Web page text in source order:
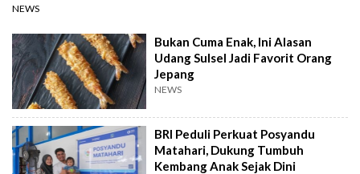
NEWS
Bukan Cuma Enak, Ini Alasan
Udang Sulsel Jadi Favorit Orang
Jepang
NEWS
BRI Peduli Perkuat Posyandu
Matahari, Dukung Tumbuh
Kembang Anak Sejak Dini